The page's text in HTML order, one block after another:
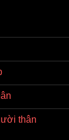
thân